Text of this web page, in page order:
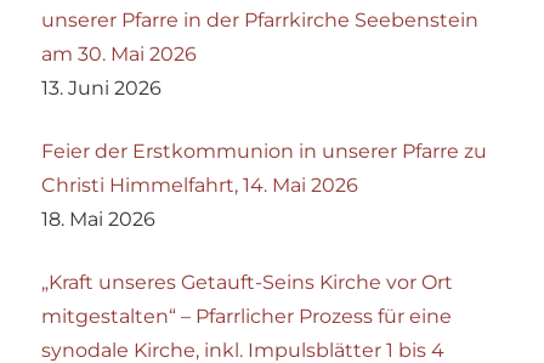
unserer Pfarre in der Pfarrkirche Seebenstein
am 30. Mai 2026
13. Juni 2026
Feier der Erstkommunion in unserer Pfarre zu
Christi Himmelfahrt, 14. Mai 2026
18. Mai 2026
„Kraft unseres Getauft-Seins Kirche vor Ort
mitgestalten“ – Pfarrlicher Prozess für eine
synodale Kirche, inkl. Impulsblätter 1 bis 4